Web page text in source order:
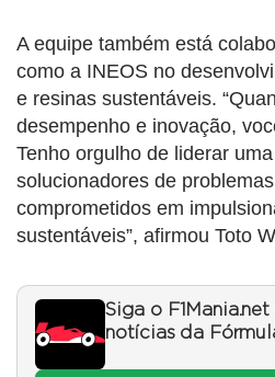
A equipe também está
como a INEOS no
e resinas sustentáveis.
desempenho e inovação,
Tenho orgulho de liderar
solucionadores de
comprometidos em
sustentáveis”, afirmou Toto
Siga o
notícias da